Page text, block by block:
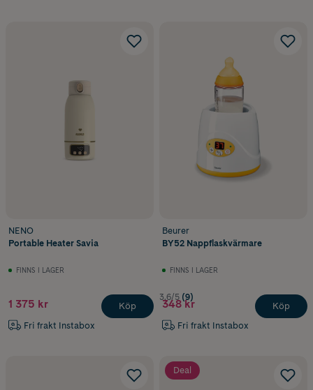
NENO
Portable Heater Savia
FINNS I LAGER
1 375 kr
Fri frakt Instabox
Köp
Beurer
BY52 Nappflaskvärmare
FINNS I LAGER
3.6/5 (9)
348 kr
Fri frakt Instabox
Köp
Deal